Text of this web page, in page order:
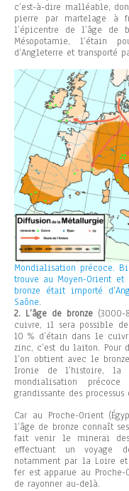
c’est-à-dire malléable,
pierre par martelage à
l’épicentre de l’âge de
Mésopotamie, l’étain
d’Angleterre et transporté
Mondialisation précoce.
trouve au Moyen-Orient
bronze était importé
Saône.
2. L’âge de bronze
cuivre, il sera possible
10 % d’étain dans le
zinc, c’est du laiton. Pour
l’on obtient avec le
Ironie de l’histoire, la
mondialisation
grandissante des
Car au Proche-Orient
l’âge de bronze connaît
fait venir le minerai des
effectuant un voyage
notamment par la Loire
fer est apparue au
de rayonner au-delà.